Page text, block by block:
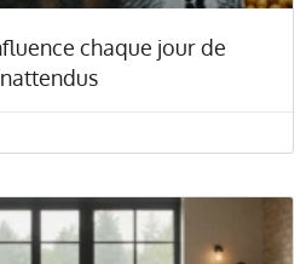
chaque jour de